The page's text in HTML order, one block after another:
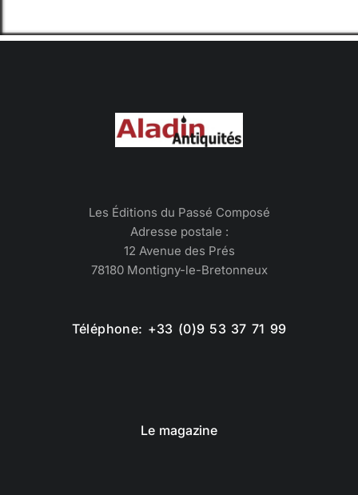
Les Éditions du Passé Composé
Adresse postale :
12 Avenue des Prés
78180 Montigny-le-Bretonneux
Téléphone: +33 (0)9 53 37 71 99
Le magazine